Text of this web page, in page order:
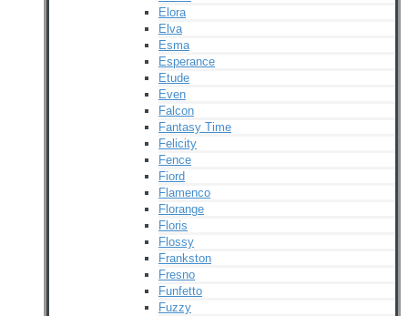
Elora
Elva
Esma
Esperance
Etude
Even
Falcon
Fantasy Time
Felicity
Fence
Fiord
Flamenco
Florange
Floris
Flossy
Frankston
Fresno
Funfetto
Fuzzy